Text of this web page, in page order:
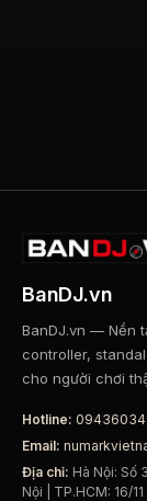
BanDJ.vn
BanDJ.vn — Nền
controller,
cho người chơi
Hotline:
Email:
Địa chỉ: Hà Nội: Số
Nội | TP.HCM: 16/